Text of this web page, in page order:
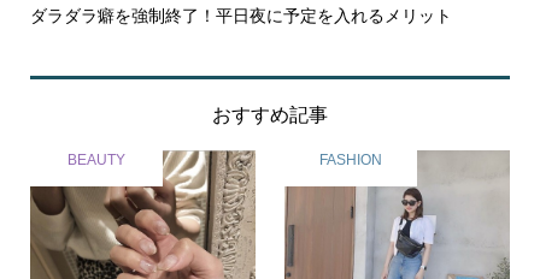
るメリット 【沖縄】行かなきゃ損！大人気『コメダ珈琲』の
おすすめ記事
BEAUTY FASHION